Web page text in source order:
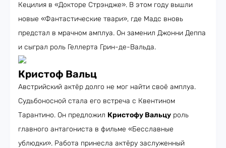
Кецилия в «Докторе Стрэндже». В этом году вышли
новые «Фантастические твари», где Мадс вновь
предстал в мрачном амплуа. Он заменил Джонни Деппа
и сыграл роль Геллерта Грин-де-Вальда.
Кристоф Вальц
Австрийский актёр долго не мог найти своё амплуа.
Судьбоносной стала его встреча с Квентином
Тарантино. Он предложил Кристофу Вальцу роль
главного антагониста в фильме «Бесславные
ублюдки». Работа принесла актёру заслуженный